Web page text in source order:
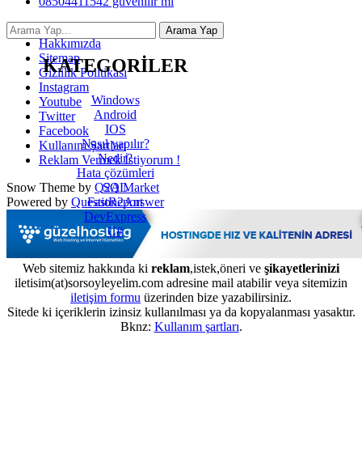
KATEGORİLER
Windows
Android
IOS
Nasıl yapılır?
Nedir?
Hata çözümleri
SQL
FastReport
DevExpress
C#
İletişim
Hakkımızda
Sitemap
Gizlilik Politikası
Instagram
Youtube
Twitter
Facebook
Kullanım Şartları
Reklam Vermek İstiyorum !
Snow Theme by Q2A Market
Powered by Question2Answer
Web sitemiz hakkında ki reklam,istek,öneri ve şikayetlerinizi
iletisim(at)sorsoyleyelim.com adresine mail atabilir veya sitemizin
iletişim formu üzerinden bize yazabilirsiniz.
Sitede ki içeriklerin izinsiz kullanılması ya da kopyalanması yasaktır.
Bknz: Kullanım şartları.